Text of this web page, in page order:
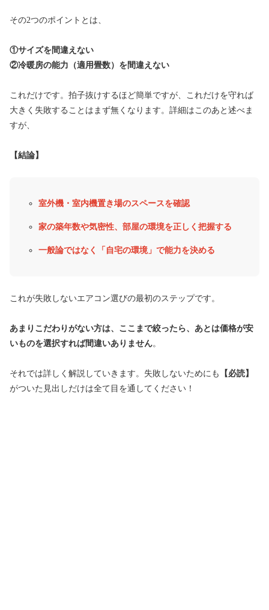
その2つのポイントとは、
①サイズを間違えない
②冷暖房の能力（適用畳数）を間違えない
これだけです。拍子抜けするほど簡単ですが、これだけを守れば
大きく失敗することはまず無くなります。詳細はこのあと述べま
すが、
【結論】
室外機・室内機置き場のスペースを確認
家の築年数や気密性、部屋の環境を正しく把握する
一般論ではなく「自宅の環境」で能力を決める
これが失敗しないエアコン選びの最初のステップです。
あまりこだわりがない方は、ここまで絞ったら、あとは価格が安
いものを選択すれば間違いありません。
それでは詳しく解説していきます。失敗しないためにも
【必読】
がついた見出しだけは全て目を通してください！